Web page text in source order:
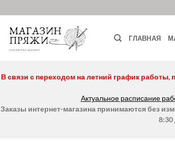
ГЛАВНАЯ
В связи с переходом на летний график работы,
Актуальное расписание
Заказы интернет-магазина принимаются без
8:30